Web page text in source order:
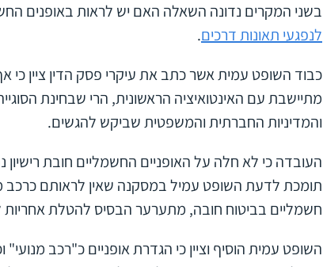
בשני המקרים נדונה השאלה האם יש לראות באופנים
לנפגעי תאונות דרכים.
כבוד השופט עמית אשר כתב את עיקרי פסק הדין ציין כי
מתיישבת עם האינטואיציה הראשונית, הרי שבחינת
והמדיניות החברתית והמשפטית שביקש להגשים.
העובדה כי לא חלה על האופניים החשמליים חובת רישיון
תומכת לדעת השופט עמיל במסקנה שאין לראותם כרכב
חשמליים בביטוח חובה, מתערער הבסיס להטלת אחריות
השופט עמית הוסיף וציין כי הגדרת אופניים כ"רכב